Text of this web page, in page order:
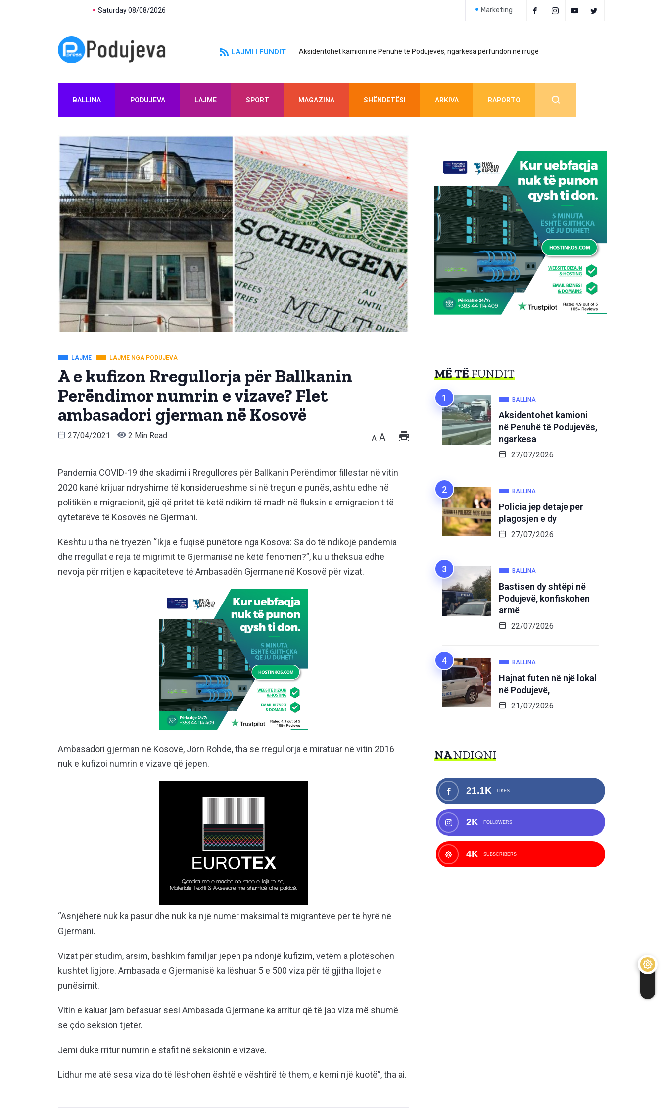
Saturday 08/08/2026 Marketing
LAJMI I FUNDIT Aksidentohet kamioni në Penuhë të Podujevës, ngarkesa përfundon në rrugë
BALLINA PODUJEVA LAJME SPORT MAGAZINA SHËNDETËSI ARKIVA RAPORTO
LAJME LAJME NGA PODUJEVA
A e kufizon Rregullorja për Ballkanin
Perëndimor numrin e vizave? Flet
ambasadori gjerman në Kosovë
27/04/2021 2 Min Read A A
Pandemia COVID-19 dhe skadimi i Rregullores për Ballkanin Perëndimor fillestar në vitin
2020 kanë krijuar ndryshime të konsiderueshme si në tregun e punës, ashtu edhe në
politikën e migracionit, gjë që pritet të ketë ndikim të madh në fluksin e emigracionit të
qytetarëve të Kosovës në Gjermani.
Kështu u tha në tryezën “Ikja e fuqisë punëtore nga Kosova: Sa do të ndikojë pandemia
dhe rregullat e reja të migrimit të Gjermanisë në këtë fenomen?”, ku u theksua edhe
nevoja për rritjen e kapaciteteve të Ambasadën Gjermane në Kosovë për vizat.
Ambasadori gjerman në Kosovë, Jörn Rohde, tha se rregullorja e miratuar në vitin 2016
nuk e kufizoi numrin e vizave që jepen.
“Asnjëherë nuk ka pasur dhe nuk ka një numër maksimal të migrantëve për të hyrë në
Gjermani.
Vizat për studim, arsim, bashkim familjar jepen pa ndonjë kufizim, vetëm a plotësohen
kushtet ligjore. Ambasada e Gjermanisë ka lëshuar 5 e 500 viza për të gjitha llojet e
punësimit.
Vitin e kaluar jam befasuar sesi Ambasada Gjermane ka arritur që të jap viza më shumë
se çdo seksion tjetër.
Jemi duke rritur numrin e stafit në seksionin e vizave.
Lidhur me atë sesa viza do të lëshohen është e vështirë të them, e kemi një kuotë”, tha ai.
MË TËFUNDIT
BALLINA
Aksidentohet kamioni
në Penuhë të Podujevës,
ngarkesa
27/07/2026
BALLINA
Policia jep detaje për
plagosjen e dy
27/07/2026
BALLINA
Bastisen dy shtëpi në
Podujevë, konfiskohen
armë
22/07/2026
BALLINA
Hajnat futen në një lokal
në Podujevë,
21/07/2026
NANDIQNI
21.1K LIKES
2K FOLLOWERS
4K SUBSCRIBERS